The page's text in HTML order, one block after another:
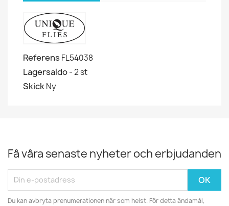
Referens FL54038
Lagersaldo -2 st
SkickNy
Få våra senaste nyheter och erbjudanden
Du kan avbryta prenumerationen när som helst. För detta ändamål,